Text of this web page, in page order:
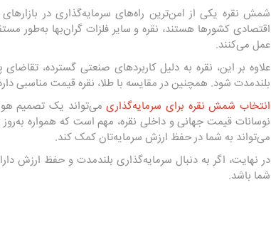
شمش نقره یکی از امن‌ترین راه‌های سرمایه‌گذاری در
اقتصادی کشورها هستند، نقره و سایر فلزات گران‌بها به‌طور
عمل می‌کنند.
علاوه بر این، نقره به دلیل کاربردهای صنعتی گسترده،
بلندمدت شود. همچنین در مقایسه با طلا، نقره قیمت مناسبی
انتخاب شمش نقره برای سرمایه‌گذاری می‌تواند یک تصمیم
نوسانات قیمت جهانی و داخلی نقره، مهم است که همواره
می‌تواند به شما در حفظ ارزش سرمایه‌تان کمک کند.
در نهایت، اگر به دنبال سرمایه‌گذاری بلندمدت و حفظ ارزش
شما باشد.